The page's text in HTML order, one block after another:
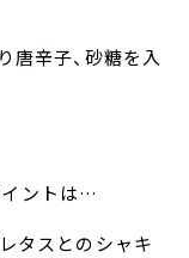
唐辛子、砂糖を入
ントは…
タスとのシャキ